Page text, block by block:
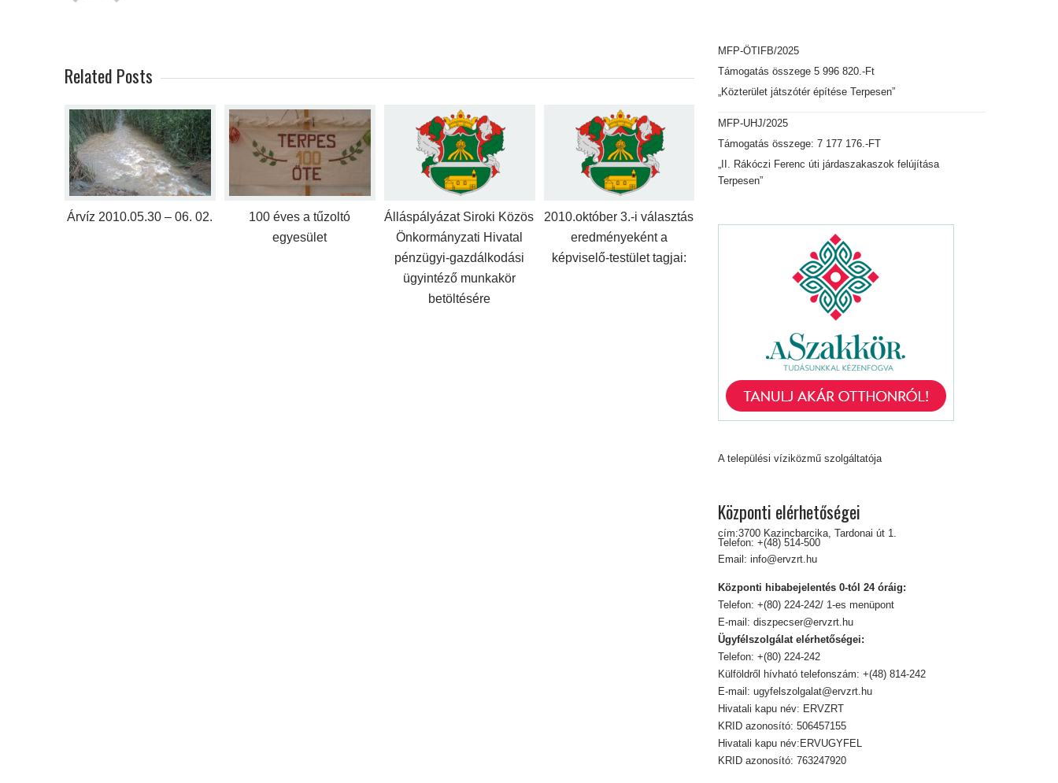
Related Posts
Árvíz 2010.05.30 – 06. 02.
100 éves a tűzoltó
egyesület
Álláspályázat Siroki Közös
Önkormányzati Hivatal
pénzügyi-gazdálkodási
ügyintéző munkakör
betöltésére
2010.október 3.-i választás
eredményeként a
képviselő-testület tagjai:
MFP-ÖTIFB/2025
Támogatás összege 5 996 820.-Ft
„Közterület játszótér építése Terpesen”
MFP-UHJ/2025
Támogatás összege: 7 177 176.-FT
„II. Rákóczi Ferenc úti járdaszakaszok felújítása
Terpesen”
A települési víziközmű szolgáltatója
Központi elérhetőségei
cím:3700 Kazincbarcika, Tardonai út 1.
Telefon: +(48) 514-500
Email: info@ervzrt.hu
Központi hibabejelentés 0-tól 24 óráig:
Telefon: +(80) 224-242/ 1-es menüpont
E-mail: diszpecser@ervzrt.hu
Ügyfélszolgálat elérhetőségei:
Telefon: +(80) 224-242
Külföldről hívható telefonszám: +(48) 814-242
E-mail: ugyfelszolgalat@ervzrt.hu
Hivatali kapu név: ERVZRT
KRID azonosító: 506457155
Hivatali kapu név:ERVUGYFEL
KRID azonosító: 763247920